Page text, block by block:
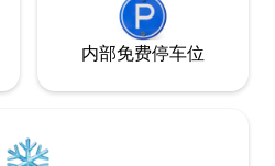
内部免费停车位